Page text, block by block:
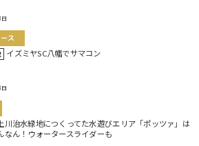
ス
イズミヤSC八幡でサマコン
川治水緑地につくってた水遊びエリア「ポッツァ」は
なん！ウォータースライダーも